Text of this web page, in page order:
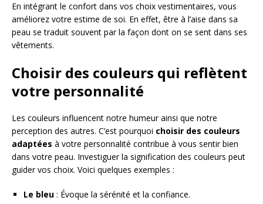
En intégrant le confort dans vos choix vestimentaires, vous
améliorez votre estime de soi. En effet, être à l’aise dans sa
peau se traduit souvent par la façon dont on se sent dans ses
vêtements.
Choisir des couleurs qui reflètent
votre personnalité
Les couleurs influencent notre humeur ainsi que notre
perception des autres. C’est pourquoi choisir des couleurs
adaptées à votre personnalité contribue à vous sentir bien
dans votre peau. Investiguer la signification des couleurs peut
guider vos choix. Voici quelques exemples :
Le bleu : Évoque la sérénité et la confiance.